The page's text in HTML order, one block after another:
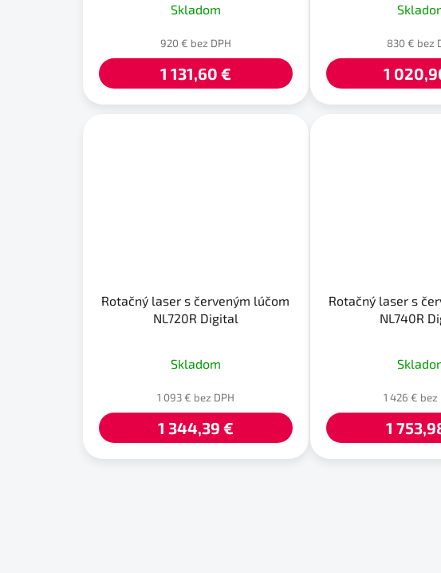
Skladom
920 € bez DPH
1 131,60 €
830 € bez
1
Rotačný laser s červeným lúčom
NL720R Digital
Skladom
1 093 € bez DPH
1 344,39 €
Rotačný laser s
NL740R
1 426 € bez
1